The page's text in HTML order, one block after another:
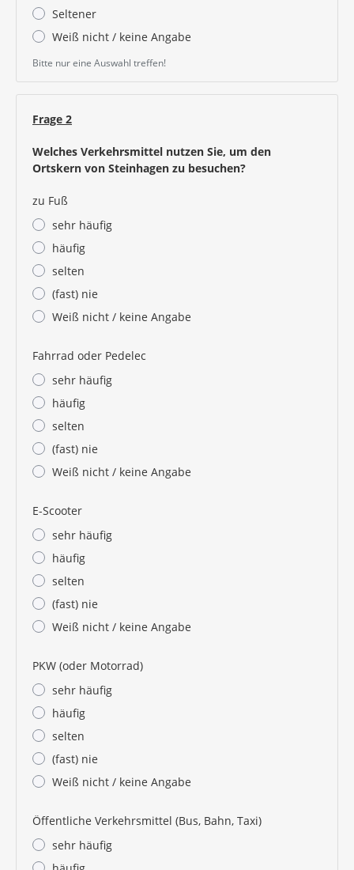
Seltener
Weiß nicht / keine Angabe
Bitte nur eine Auswahl treffen!
Frage 2
Welches Verkehrsmittel nutzen Sie, um den
Ortskern von Steinhagen zu besuchen?
zu Fuß
sehr häufig
häufig
selten
(fast) nie
Weiß nicht / keine Angabe
Fahrrad oder Pedelec
sehr häufig
häufig
selten
(fast) nie
Weiß nicht / keine Angabe
E-Scooter
sehr häufig
häufig
selten
(fast) nie
Weiß nicht / keine Angabe
PKW (oder Motorrad)
sehr häufig
häufig
selten
(fast) nie
Weiß nicht / keine Angabe
Öffentliche Verkehrsmittel (Bus, Bahn, Taxi)
sehr häufig